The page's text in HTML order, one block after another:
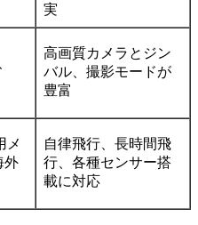
実
高画質カメラとジン
バル、撮影モードが
豊富
メ
外
自律飛行、長時間飛
行、各種センサー搭
載に対応